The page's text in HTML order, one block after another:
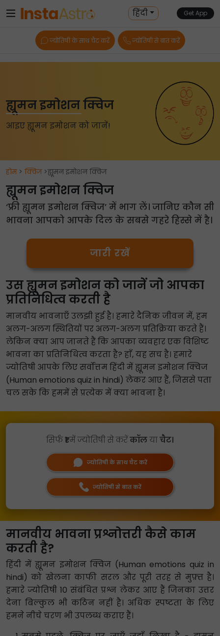
हिंदी Get App
ज्योतिषी के साथ चैट करें ज्योतिषी से बात करें
ह्यूमन इमोशन क्विज
आइए ह्यूमन इमोशन को जानें!
होम> क्विज>ह्यूमन इमोशन क्विज
उस ह्यूमन इमोशन को जानें जो आपका
प्रतिनिधित्व करती है
मानवीय भावनाएँ उलझी हुई है। हमारे दैनिक जीवन में, हम
अलग-अलग स्थितियों पर अलग-अलग प्रतिक्रिया करते हैं।
लेकिन क्या आप जानते हैं कि आपका व्यवहार एक विशिष्ट
भावना का प्रतिनिधित्व करता है? हाँ, यह सच है। हमारे
ज्योतिषी आपके लिए सर्वोत्तम हिंदी में ह्यूमन इमोशन क्विज
(Human emotions quiz in hindi) लेकर आए हैं, जिससे पता
चल सके कि हममें से प्रत्येक में क्या भावना है।
ह्यूमन इमोशन क्विज
‘फ्री ह्यूमन इमोशन क्विज’ में भाग लें। जानिए कौन सी
भावना आपको आपके दिल के सबसे गहरे हिस्से में है।
जारी रखें
सिर्फ₹1में ज्योतिषी से करेंकॉलयाचैट।
ज्योतिषी के साथ चैट करें
ज्योतिषी से बात करें
मानवीय भावना प्रश्नोत्तरी कैसे काम
करती है?
हिंदी में ह्यूमन इमोशन क्विज (Human emotions quiz in
hindi) को खेलना काफी सरल और पूरी तरह से मुफ़्त है।
हमारे ज्योतिषी 10 संबंधित प्रश्न लेकर आए हैं जिनका उत्तर
देना बिल्कुल भी कठिन नहीं है। अधिक स्पष्टता के लिए
हमने नीचे चरण भी उपलब्ध कराए हैं।